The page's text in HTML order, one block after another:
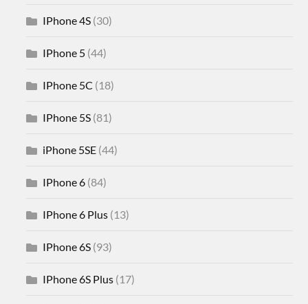
IPhone 4S (30)
IPhone 5 (44)
IPhone 5C (18)
IPhone 5S (81)
iPhone 5SE (44)
IPhone 6 (84)
IPhone 6 Plus (13)
IPhone 6S (93)
IPhone 6S Plus (17)